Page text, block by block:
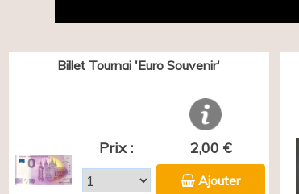
Billet Tournai 'Euro Souvenir'
Prix : 2,00 €
Ajouter